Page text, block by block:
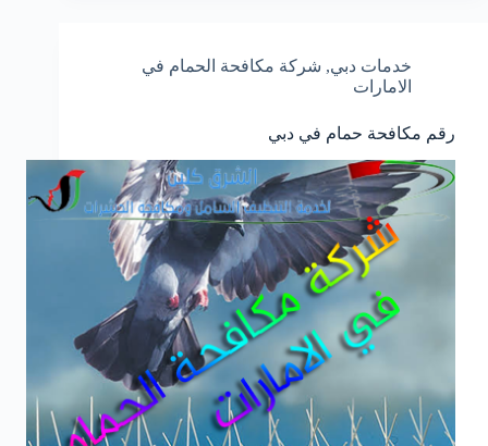
خدمات دبي, شركة مكافحة الحمام في
الامارات
رقم مكافحة حمام في دبي